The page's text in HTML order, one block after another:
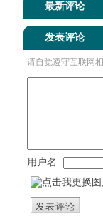
最新评论
发表评论
请自觉遵守互联网
用户名:
发表评论